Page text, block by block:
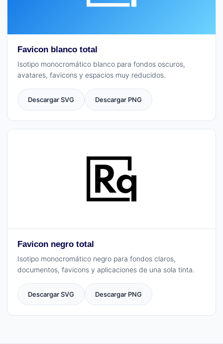
Favicon blanco total
Isotipo monocromático blanco para fondos oscuros,
avatares, favicons y espacios muy reducidos.
Descargar SVG Descargar PNG
Favicon negro total
Isotipo monocromático negro para fondos claros,
documentos, favicons y aplicaciones de una sola tinta.
Descargar SVG Descargar PNG